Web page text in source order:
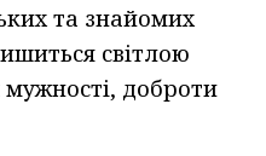
та знайомих
світлою
доброти